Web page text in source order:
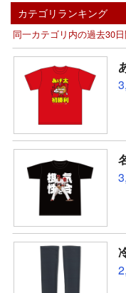
カテゴリランキング
同一カテゴリ内の過去30